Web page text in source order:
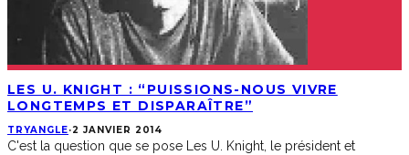
LES U. KNIGHT : “PUISSIONS-NOUS VIVRE
LONGTEMPS ET DISPARAÎTRE”
TRYANGLE·2 JANVIER 2014
C'est la question que se pose Les U. Knight, le président et